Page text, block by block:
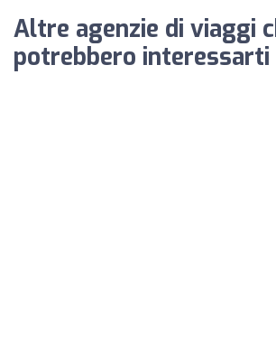
Altre agenzie di viaggi
potrebbero interessarti